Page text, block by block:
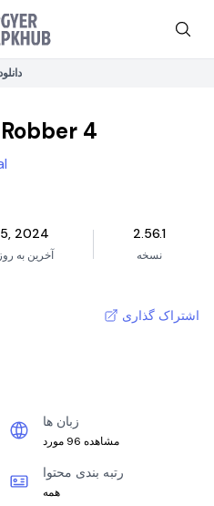
4
2024
آخرین به
2.56.1
نسخه
اشتراک گذاری
زبان ها
مشاهده 96 مورد
رتبه بندی محتوا
همه